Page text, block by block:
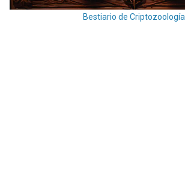
Bestiario de Criptozoología.